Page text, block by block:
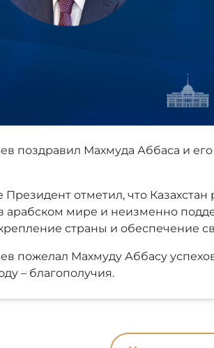
поздравил Махмуда Аббаса и
отметил, что
арабском мире и неизменно
страны и обеспечение
пожелал Махмуду Аббасу
– благополучия.